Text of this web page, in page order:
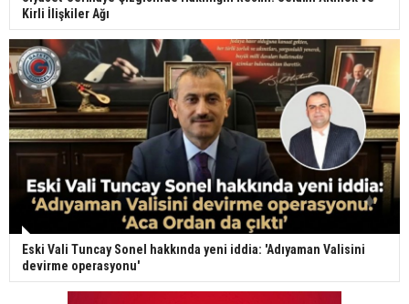
Kirli İlişkiler Ağı
Eski Vali Tuncay Sonel hakkında yeni iddia: 'Adıyaman Valisini
devirme operasyonu'